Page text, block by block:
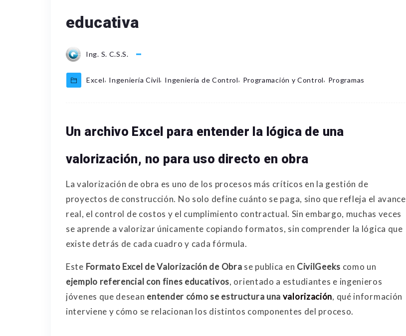
educativa
Ing. S. C.S.S.
Excel, Ingeniería Civil, Ingeniería de Control, Programación y Control, Programas
Un archivo Excel para entender la lógica de una
valorización, no para uso directo en obra
La valorización de obra es uno de los procesos más críticos en la gestión de
proyectos de construcción. No solo define cuánto se paga, sino que refleja el avance
real, el control de costos y el cumplimiento contractual. Sin embargo, muchas veces
se aprende a valorizar únicamente copiando formatos, sin comprender la lógica que
existe detrás de cada cuadro y cada fórmula.
Este Formato Excel de Valorización de Obra se publica en CivilGeeks como un
ejemplo referencial con fines educativos, orientado a estudiantes e ingenieros
jóvenes que desean entender cómo se estructura una valorización, qué información
interviene y cómo se relacionan los distintos componentes del proceso.